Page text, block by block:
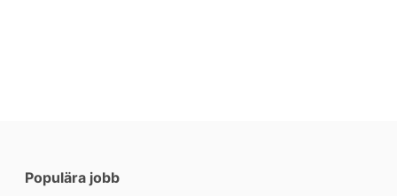
Populära jobb